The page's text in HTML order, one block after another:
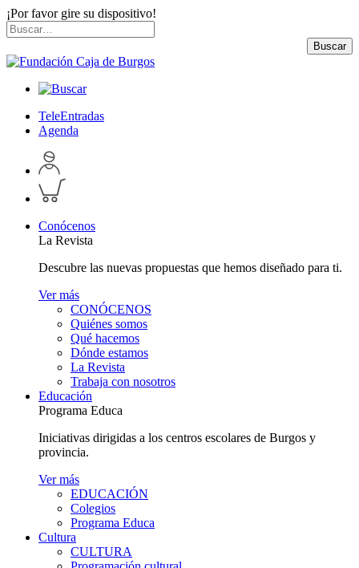
¡Por favor gire su dispositivo!
Skip
to
content
Buscar
por:
Buscar
TeleEntradas
Agenda
Acceder
a
perfil
personal
Inspeccionar
carrito
Conócenos
La Revista
Descubre las nuevas propuestas que hemos diseñado para ti.
Ver más
CONÓCENOS
Quiénes somos
Qué hacemos
Dónde estamos
La Revista
Trabaja con nosotros
Educación
Programa Educa
Iniciativas dirigidas a los centros escolares de Burgos y
provincia.
Ver más
EDUCACIÓN
Colegios
Programa Educa
Cultura
CULTURA